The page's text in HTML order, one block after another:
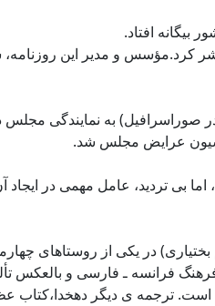
افتاد.
کرد.مؤسس و مدیر این
صوراسرافیل) به نمایندگی مجلس
عرایض مجلس شد.
بی تردید، عامل مهمی در ایجاد
بختیاری) در یکی از روستاهای
فرانسه ـ فارسی و بالعکس
است. ترجمه ی دیگر